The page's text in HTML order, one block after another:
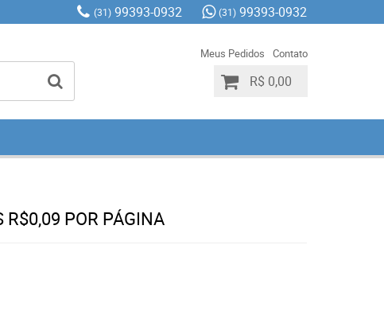
(31) 99393-0932 (31) 99393-0932
Meus Pedidos Contato
R$ 0,00
R$0,09 POR PÁGINA